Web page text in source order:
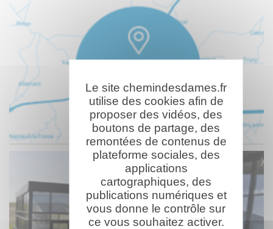
Le site chemindesdames.fr
utilise des cookies afin de
proposer des vidéos, des
boutons de partage, des
remontées de contenus de
plateforme sociales, des
applications
cartographiques, des
publications numériques et
vous donne le contrôle sur
ce vous souhaitez activer.